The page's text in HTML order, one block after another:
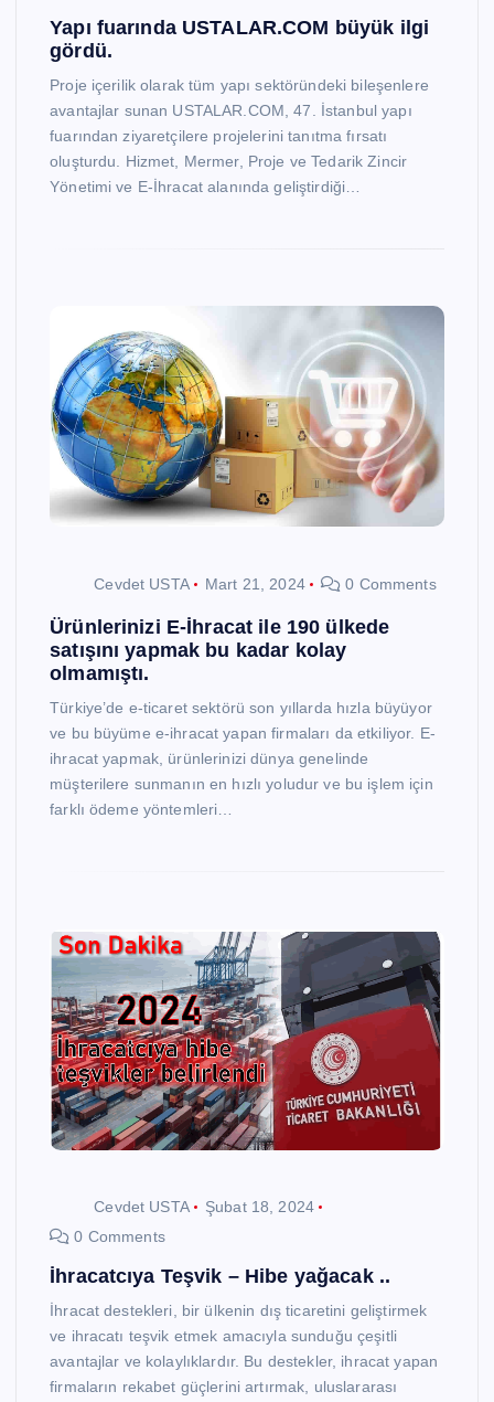
Yapı fuarında USTALAR.COM büyük ilgi
gördü.
Proje içerilik olarak tüm yapı sektöründeki bileşenlere
avantajlar sunan USTALAR.COM, 47. İstanbul yapı
fuarından ziyaretçilere projelerini tanıtma fırsatı
oluşturdu. Hizmet, Mermer, Proje ve Tedarik Zincir
Yönetimi ve E-İhracat alanında geliştirdiği…
Cevdet USTA Mart 21, 2024 0 Comments
Ürünlerinizi E-İhracat ile 190 ülkede
satışını yapmak bu kadar kolay
olmamıştı.
Türkiye’de e-ticaret sektörü son yıllarda hızla büyüyor
ve bu büyüme e-ihracat yapan firmaları da etkiliyor. E-
ihracat yapmak, ürünlerinizi dünya genelinde
müşterilere sunmanın en hızlı yoludur ve bu işlem için
farklı ödeme yöntemleri…
Cevdet USTA
Şubat 18, 2024
0 Comments
İhracatcıya Teşvik – Hibe yağacak ..
İhracat destekleri, bir ülkenin dış ticaretini geliştirmek
ve ihracatı teşvik etmek amacıyla sunduğu çeşitli
avantajlar ve kolaylıklardır. Bu destekler, ihracat yapan
firmaların rekabet güçlerini artırmak, uluslararası